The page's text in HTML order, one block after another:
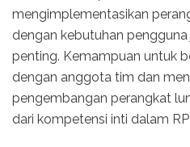
mengimplementasikan
dengan kebutuhan
penting. Kemampuan untuk
dengan anggota tim dan
pengembangan perangkat
dari kompetensi inti dalam